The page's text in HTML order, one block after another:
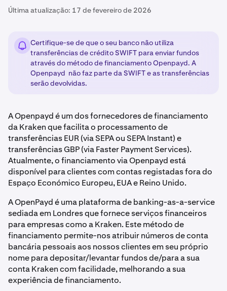
Última atualização: 17 de fevereiro de 2026
Certifique-se de que o seu banco não utiliza
transferências de crédito SWIFT para enviar fundos
através do método de financiamento Openpayd. A
Openpayd não faz parte da SWIFT e as transferências
serão devolvidas.
A Openpayd é um dos fornecedores de financiamento
da Kraken que facilita o processamento de
transferências EUR (via SEPA ou SEPA Instant) e
transferências GBP (via Faster Payment Services).
Atualmente, o financiamento via Openpayd está
disponível para clientes com contas registadas fora do
Espaço Económico Europeu, EUA e Reino Unido.
A OpenPayd é uma plataforma de banking-as-a-service
sediada em Londres que fornece serviços financeiros
para empresas como a Kraken. Este método de
financiamento permite-nos atribuir números de conta
bancária pessoais aos nossos clientes em seu próprio
nome para depositar/levantar fundos de/para a sua
conta Kraken com facilidade, melhorando a sua
experiência de financiamento.